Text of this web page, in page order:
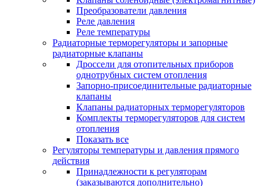
Преобразователи давления
Реле давления
Реле температуры
Радиаторные терморегуляторы и запорные
радиаторные клапаны
Дроссели для отопительных приборов
однотрубных систем отопления
Запорно-присоединительные радиаторные
клапаны
Клапаны радиаторных терморегуляторов
Комплекты терморегуляторов для систем
отопления
Показать все
Регуляторы температуры и давления прямого
действия
Принадлежности к регуляторам
(заказываются дополнительно)